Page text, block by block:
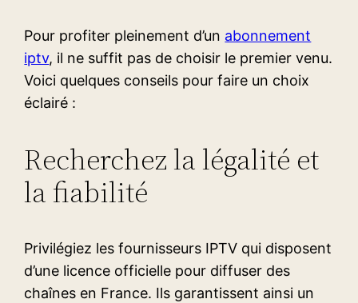
Pour profiter pleinement d’un abonnement
iptv, il ne suffit pas de choisir le premier venu.
Voici quelques conseils pour faire un choix
éclairé :
Recherchez la légalité et
la fiabilité
Privilégiez les fournisseurs IPTV qui disposent
d’une licence officielle pour diffuser des
chaînes en France. Ils garantissent ainsi un